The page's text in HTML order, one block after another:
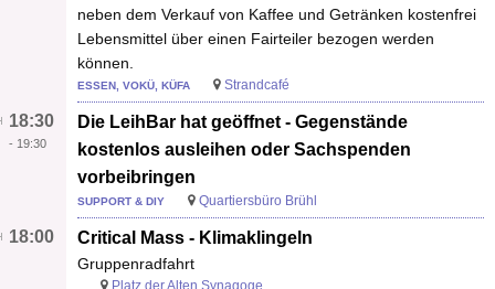
neben dem Verkauf von Kaffee und Getränken kostenfrei
Lebensmittel über einen Fairteiler bezogen werden
können.
ESSEN, VOKÜ, KÜFA Strandcafé
Die LeihBar hat geöffnet - Gegenstände
kostenlos ausleihen oder Sachspenden
vorbeibringen
18:30
- 19:30
SUPPORT & DIY Quartiersbüro Brühl
Critical Mass - Klimaklingeln
Gruppenradfahrt
18:00
Platz der Alten Synagoge